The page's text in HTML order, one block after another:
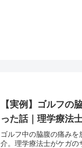
【実例】ゴルフの
った話｜理学療法
ゴルフ中の脇腹の痛み
介。理学療法士がケガの